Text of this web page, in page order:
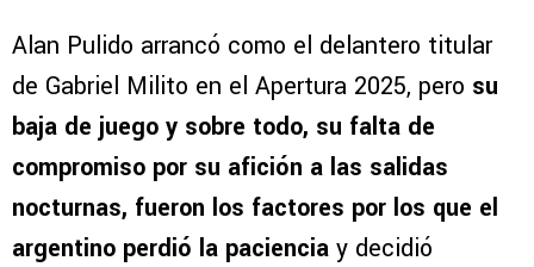
Alan Pulido arrancó como el delantero titular
de Gabriel Milito en el Apertura 2025, pero su
baja de juego y sobre todo, su falta de
compromiso por su afición a las salidas
nocturnas, fueron los factores por los que el
argentino perdió la paciencia y decidió